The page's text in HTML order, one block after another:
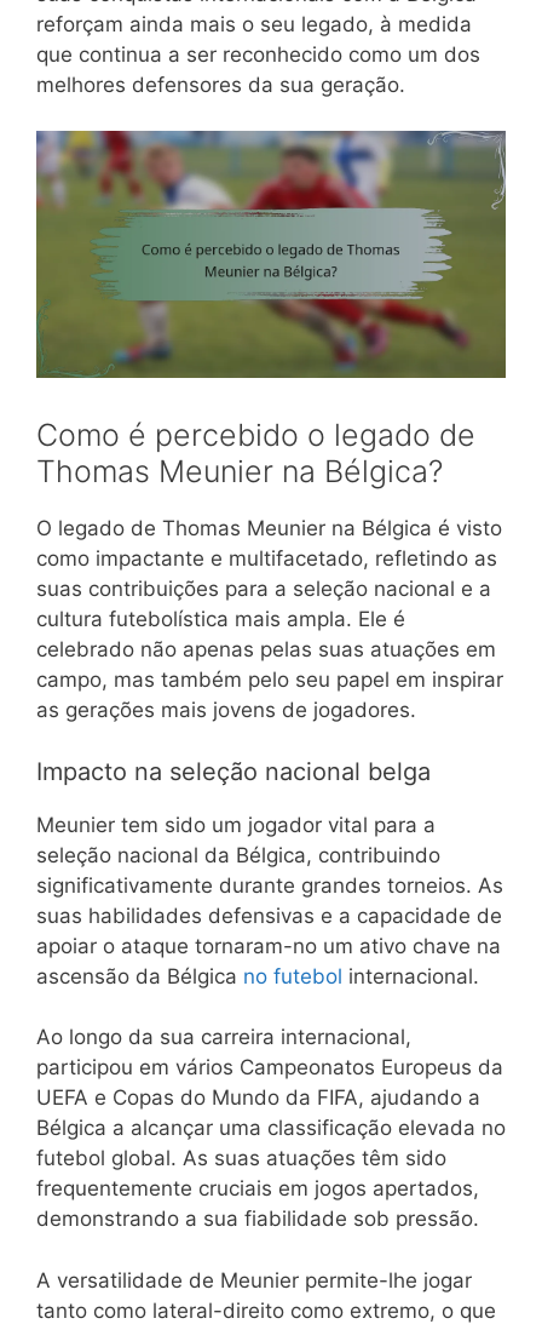
reforçam ainda mais o seu legado, à medida
que continua a ser reconhecido como um dos
melhores defensores da sua geração.
Como é percebido o legado de
Thomas Meunier na Bélgica?
O legado de Thomas Meunier na Bélgica é visto
como impactante e multifacetado, refletindo as
suas contribuições para a seleção nacional e a
cultura futebolística mais ampla. Ele é
celebrado não apenas pelas suas atuações em
campo, mas também pelo seu papel em inspirar
as gerações mais jovens de jogadores.
Impacto na seleção nacional belga
Meunier tem sido um jogador vital para a
seleção nacional da Bélgica, contribuindo
significativamente durante grandes torneios. As
suas habilidades defensivas e a capacidade de
apoiar o ataque tornaram-no um ativo chave na
ascensão da Bélgica no futebol internacional.
Ao longo da sua carreira internacional,
participou em vários Campeonatos Europeus da
UEFA e Copas do Mundo da FIFA, ajudando a
Bélgica a alcançar uma classificação elevada no
futebol global. As suas atuações têm sido
frequentemente cruciais em jogos apertados,
demonstrando a sua fiabilidade sob pressão.
A versatilidade de Meunier permite-lhe jogar
tanto como lateral-direito como extremo, o que